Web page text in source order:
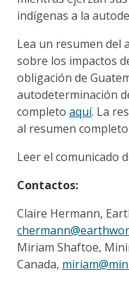
indígenas a la
Lea un resumen del
sobre los impactos
obligación de
autodeterminación
completo aquí. La
al resumen
Leer el comunicado
Contactos:
Claire Hermann,
Miriam Shaftoe,
Canada,